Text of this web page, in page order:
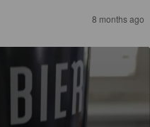
8 months ago